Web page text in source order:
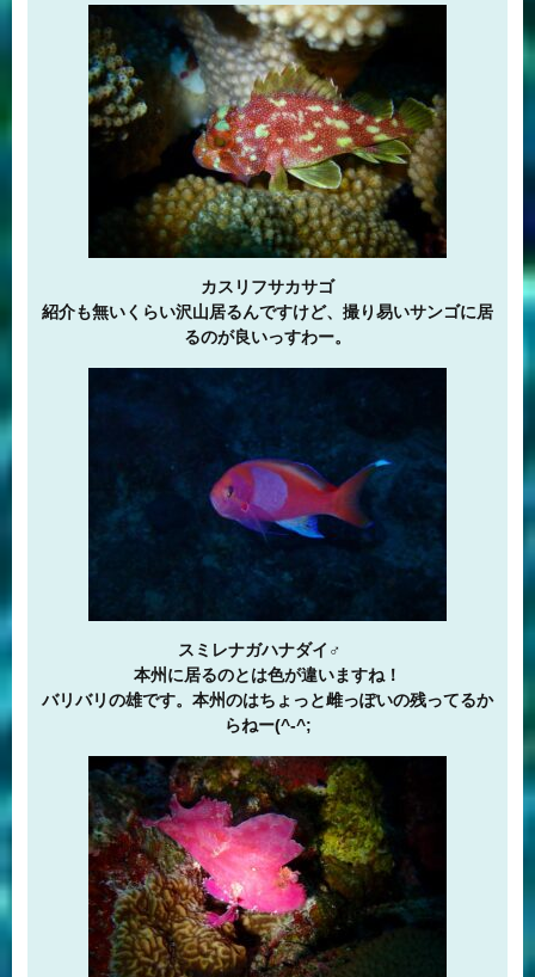
カスリフサカサゴ
紹介も無いくらい沢山居るんですけど、撮り易いサンゴに居
るのが良いっすわー。
スミレナガハナダイ♂
本州に居るのとは色が違いますね！
バリバリの雄です。本州のはちょっと雌っぽいの残ってるか
らねー(^-^;